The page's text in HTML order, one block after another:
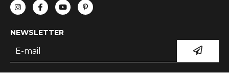
NEWSLETTER